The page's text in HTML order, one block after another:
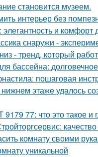
становится музеем.
интерьер без
и
снаружи -
- тренд, который
бассейна:
пошаговая
этаже удалось
77: что это такое и
комнату своими
уникальной